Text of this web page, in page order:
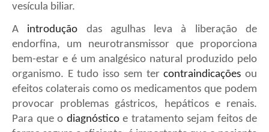
vesícula biliar.
A introdução das agulhas leva à liberação de
endorfina, um neurotransmissor que proporciona
bem-estar e é um analgésico natural produzido pelo
organismo. E tudo isso sem tercontraindicações ou
efeitos colaterais como os medicamentos que podem
provocar problemas gástricos, hepáticos e renais.
Para que o diagnósticoe tratamento sejam feitos de